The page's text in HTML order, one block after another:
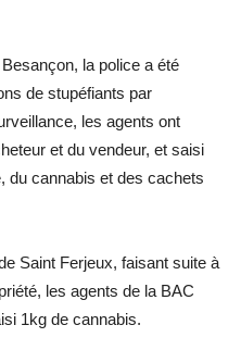
la police a été
de stupéfiants par
les agents ont
et du vendeur, et saisi
du cannabis et des cachets
Saint Ferjeux, faisant suite à
les agents de la BAC
1kg de cannabis.